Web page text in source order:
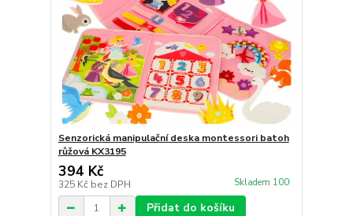
Senzorická manipulační deska montessori batoh
růžová KX3195
394 Kč
325 Kč bez DPH Skladem 100
Přidat do košíku